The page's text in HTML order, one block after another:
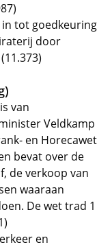
tot goedkeuring
door
van
Veldkamp
en Horecawet
bevat over de
de verkoop van
waaraan
De wet trad 1
en